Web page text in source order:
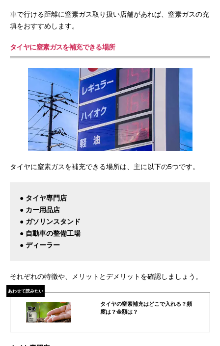
車で行ける距離に窒素ガス取り扱い店舗があれば、窒素ガスの充
填をおすすめします。
タイヤに窒素ガスを補充できる場所
タイヤに窒素ガスを補充できる場所は、主に以下の5つです。
● タイヤ専門店
● カー用品店
● ガソリンスタンド
● 自動車の整備工場
● ディーラー
それぞれの特徴や、メリットとデメリットを確認しましょう。
あわせて読みたい
タイヤの窒素補充はどこで入れる？頻
度は？金額は？